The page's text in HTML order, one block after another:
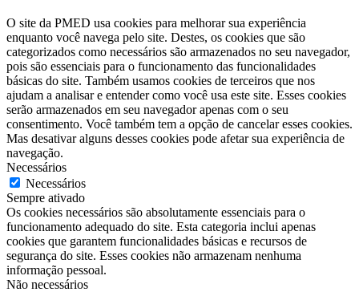
O site da PMED usa cookies para melhorar sua experiência
enquanto você navega pelo site. Destes, os cookies que são
categorizados como necessários são armazenados no seu navegador,
pois são essenciais para o funcionamento das funcionalidades
básicas do site. Também usamos cookies de terceiros que nos
ajudam a analisar e entender como você usa este site. Esses cookies
serão armazenados em seu navegador apenas com o seu
consentimento. Você também tem a opção de cancelar esses cookies.
Mas desativar alguns desses cookies pode afetar sua experiência de
navegação.
Necessários
Necessários
Sempre ativado
Os cookies necessários são absolutamente essenciais para o
funcionamento adequado do site. Esta categoria inclui apenas
cookies que garantem funcionalidades básicas e recursos de
segurança do site. Esses cookies não armazenam nenhuma
informação pessoal.
Não necessários